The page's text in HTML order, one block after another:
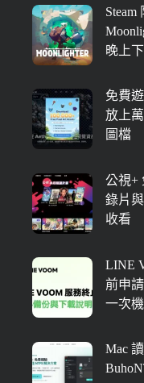
Steam
晚上
免費
放上
圖檔
公視+
錄片
收看
LINE
前申
一次
Mac